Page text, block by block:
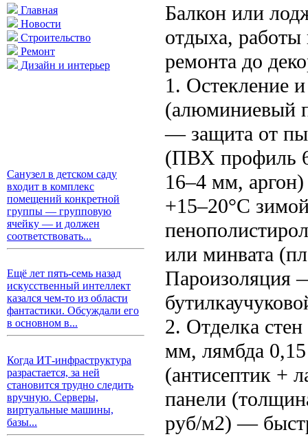
Главная
Новости
Строительство
Ремонт
Дизайн и интерьер
Санузел в детском саду
входит в комплекс
помещений конкретной
группы — групповую
ячейку — и должен
соответствовать...
Ещё лет пять-семь назад
искусственный интеллект
казался чем-то из области
фантастики. Обсуждали его
в основном в...
Когда ИТ-инфраструктура
разрастается, за ней
становится трудно следить
вручную. Серверы,
виртуальные машины,
базы...
Балкон или
отдыха,
ремонта до
1. Остекление
(алюминиевый
— защита от
(ПВХ профиль
16–4 мм,
+15–20°C
или минвата
Пароизоляция
2. Отделка
мм, лямбда
(антисептик +
панели
руб/м2) —